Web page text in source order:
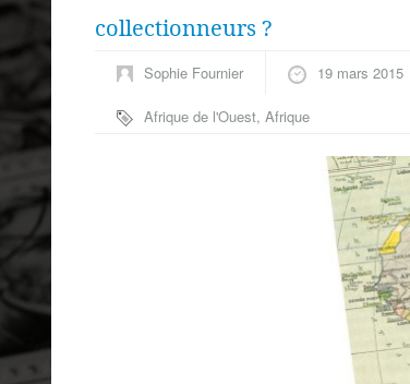
collectionneurs ?
Sophie Fournier 19 mars 2015
Afrique de l'Ouest, Afrique
,Mali,